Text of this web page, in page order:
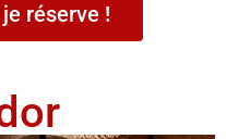
réserve !